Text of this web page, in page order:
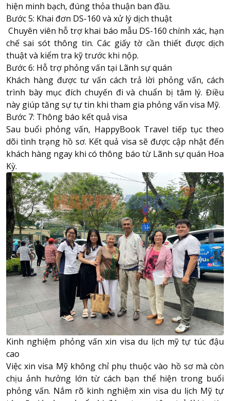
hiện minh bạch, đúng thỏa thuận ban đầu.
Bước 5: Khai đơn DS-160 và xử lý dịch thuật
Chuyên viên hỗ trợ khai báo mẫu DS-160 chính xác, hạn
chế sai sót thông tin. Các giấy tờ cần thiết được dịch
thuật và kiểm tra kỹ trước khi nộp.
Bước 6: Hỗ trợ phỏng vấn tại Lãnh sự quán
Khách hàng được tư vấn cách trả lời phỏng vấn, cách
trình bày mục đích chuyến đi và chuẩn bị tâm lý. Điều
này giúp tăng sự tự tin khi tham gia phỏng vấn visa Mỹ.
Bước 7: Thông báo kết quả visa
Sau buổi phỏng vấn, HappyBook Travel tiếp tục theo
dõi tình trạng hồ sơ. Kết quả visa sẽ được cập nhật đến
khách hàng ngay khi có thông báo từ Lãnh sự quán Hoa
Kỳ.
Kinh nghiệm phỏng vấn xin visa du lịch mỹ tự túc đậu
cao
Việc xin visa Mỹ không chỉ phụ thuộc vào hồ sơ mà còn
chịu ảnh hưởng lớn từ cách bạn thể hiện trong buổi
phỏng vấn. Nắm rõ kinh nghiệm xin visa du lịch Mỹ tự